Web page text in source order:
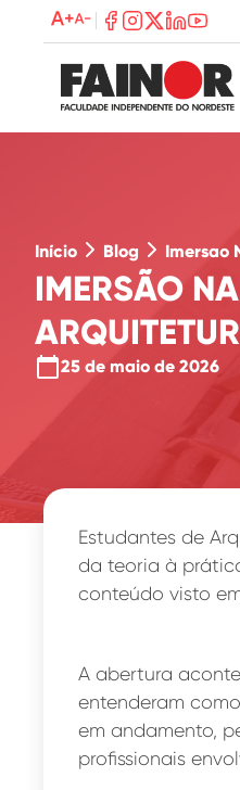
text_increasetext_decrease
Início Blog Imersao
IMERSÃO
calendar_today25 de maio de 2026
Estudantes de
da teoria à
conteúdo visto
A abertura
entenderam
em andamento,
profissionais